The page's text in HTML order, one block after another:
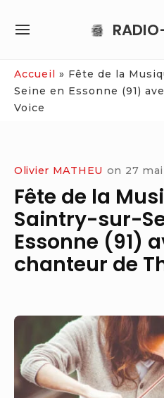
SITE
Accueil » Fête de la
Seine en Essonne (91)
Voice
Olivier MATHEU on 27
Fête de la
Saintry-sur-
Essonne (91)
chanteur de